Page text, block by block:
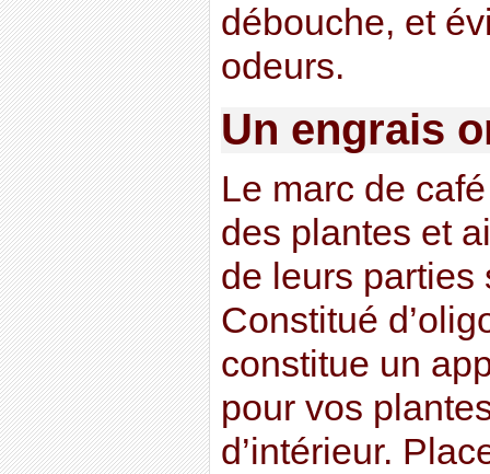
débouche, et
odeurs.
Un engrais
Le marc de
des plantes et
de leurs parties
Constitué
constitue un
pour vos
d’intérieur.